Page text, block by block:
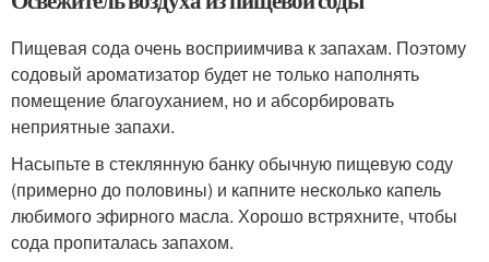
Пищевая сода очень восприимчива к запахам. Поэтому
содовый ароматизатор будет не только наполнять
помещение благоуханием, но и абсорбировать
неприятные запахи.
Насыпьте в стеклянную банку обычную пищевую соду
(примерно до половины) и капните несколько капель
любимого эфирного масла. Хорошо встряхните, чтобы
сода пропиталась запахом.